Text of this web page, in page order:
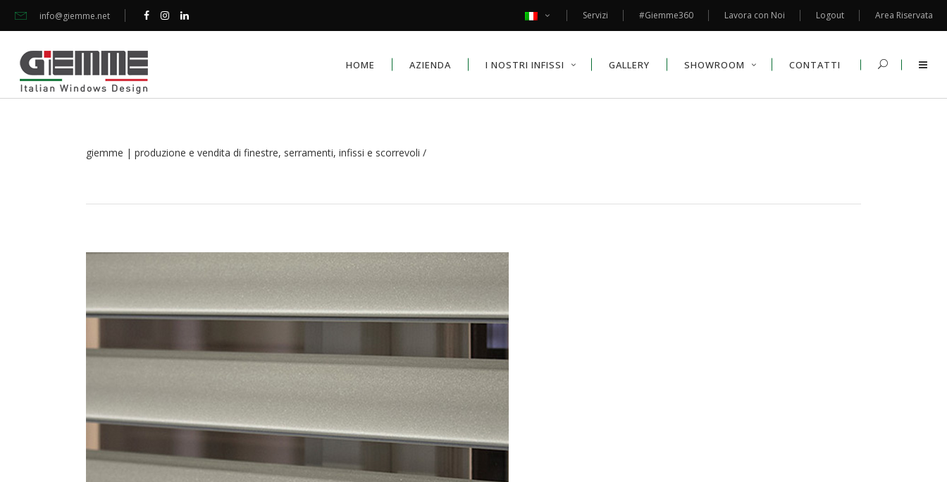
info@giemme.net Servizi #Giemme360 Lavora con Noi Logout Area Riservata
HOME AZIENDA I NOSTRI INFISSI GALLERY SHOWROOM CONTATTI
giemme | produzione e vendita di finestre, serramenti, infissi e scorrevoli /